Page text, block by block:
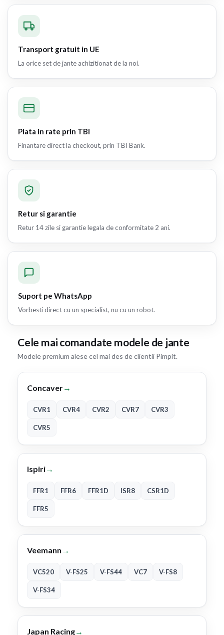
Transport gratuit in UE
La orice set de jante achizitionat de la noi.
Plata in rate prin TBI
Finantare direct la checkout, prin TBI Bank.
Retur si garantie
Retur 14 zile si garantie legala de conformitate 2 ani.
Suport pe WhatsApp
Vorbesti direct cu un specialist, nu cu un robot.
Cele mai comandate modele de jante
Modele premium alese cel mai des de clientii Pimpit.
Concaver→
CVR1 CVR4 CVR2 CVR7 CVR3
CVR5
Ispiri→
FFR1 FFR6 FFR1D ISR8 CSR1D
FFR5
Veemann →
VC520 V-FS25 V-FS44 VC7 V-FS8
V-FS34
Japan Racing→